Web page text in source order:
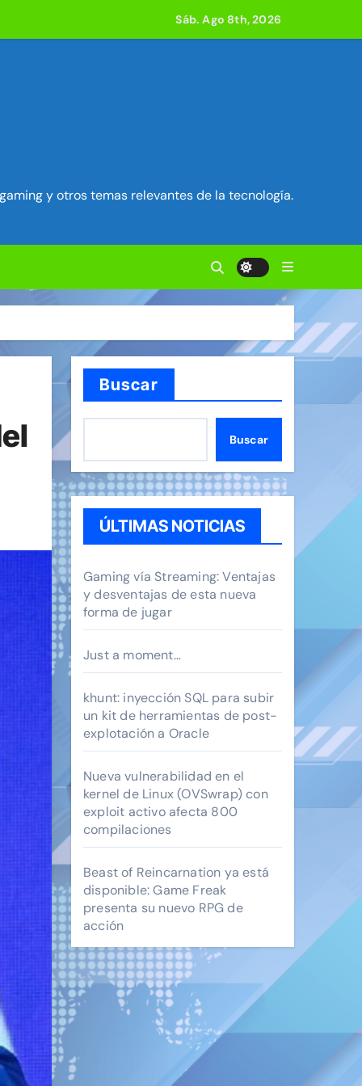
de sesión ~ Segu-Info
Sáb. Ago 8th, 2026
y otros temas relevantes de la tecnología.
Buscar
Buscar
ÚLTIMAS NOTICIAS
Gaming vía Streaming: Ventajas
y desventajas de esta nueva
forma de jugar
Just a moment…
khunt: inyección SQL para subir
un kit de herramientas de post-
explotación a Oracle
Nueva vulnerabilidad en el
kernel de Linux (OVSwrap) con
exploit activo afecta 800
compilaciones
Beast of Reincarnation ya está
disponible: Game Freak
presenta su nuevo RPG de
acción